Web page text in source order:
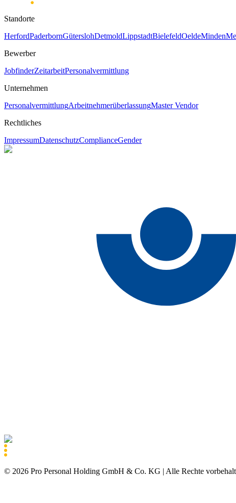
Standorte
HerfordPaderbornGüterslohDetmoldLippstadtBielefeldOeldeMinden
Bewerber
JobfinderZeitarbeitPersonalvermittlung
Unternehmen
PersonalvermittlungArbeitnehmerüberlassungMaster Vendor
Rechtliches
ImpressumDatenschutzComplianceGender
© 2026 Pro Personal Holding GmbH & Co. KG | Alle Rechte